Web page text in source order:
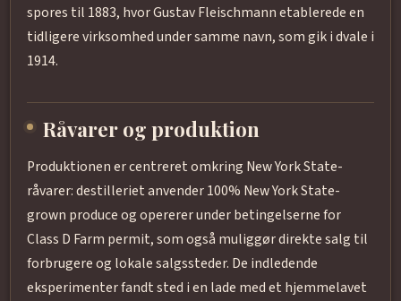
spores til 1883, hvor Gustav Fleischmann etablerede en
tidligere virksomhed under samme navn, som gik i dvale i
1914.
Råvarer og produktion
Produktionen er centreret omkring New York State-
råvarer: destilleriet anvender 100% New York State-
grown produce og opererer under betingelserne for
Class D Farm permit, som også muliggør direkte salg til
forbrugere og lokale salgssteder. De indledende
eksperimenter fandt sted i en lade med et hjemmelavet